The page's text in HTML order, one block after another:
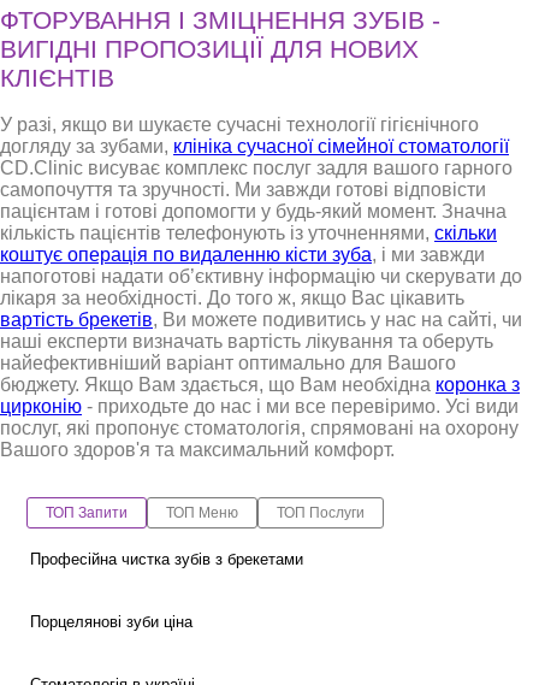
ФТОРУВАННЯ І ЗМІЦНЕННЯ ЗУБІВ -
ВИГІДНІ ПРОПОЗИЦІЇ ДЛЯ НОВИХ
КЛІЄНТІВ
У разі, якщо ви шукаєте сучасні технології гігієнічного
догляду за зубами, клініка сучасної сімейної стоматології
CD.Clinic висуває комплекс послуг задля вашого гарного
самопочуття та зручності. Ми завжди готові відповісти
пацієнтам і готові допомогти у будь-який момент. Значна
кількість пацієнтів телефонують із уточненнями, скільки
коштує операція по видаленню кісти зуба, і ми завжди
напоготові надати об’єктивну інформацію чи скерувати до
лікаря за необхідності. До того ж, якщо Вас цікавить
вартість брекетів, Ви можете подивитись у нас на сайті, чи
наші експерти визначать вартість лікування та оберуть
найефективніший варіант оптимально для Вашого
бюджету. Якщо Вам здається, що Вам необхідна коронка з
цирконію - приходьте до нас і ми все перевіримо. Усі види
послуг, які пропонує стоматологія, спрямовані на охорону
Вашого здоров'я та максимальний комфорт.
ТОП Запити ТОП Меню ТОП Послуги
Професійна чистка зубів з брекетами
Порцелянові зуби ціна